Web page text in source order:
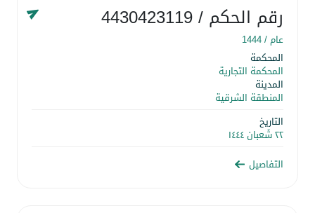
رقم الحكم/ 4430423119
عام /1444
المحكمة
المحكمة التجارية
المدينة
المنطقة الشرقية
التاريخ
٢٢ شَعبان ١٤٤٤
التفاصيل